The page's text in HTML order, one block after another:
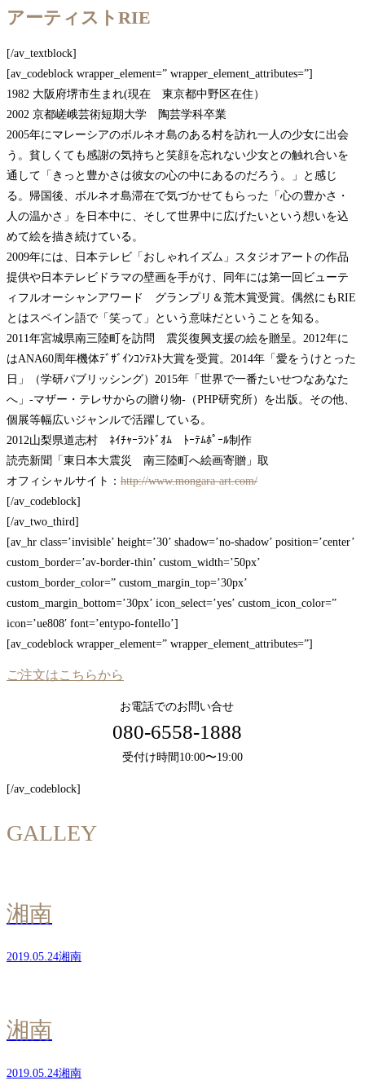
アーティストRIE
[/av_textblock]
[av_codeblock wrapper_element=” wrapper_element_attributes=”]
1982 大阪府堺市生まれ(現在 東京都中野区在住）
2002 京都嵯峨芸術短期大学 陶芸学科卒業
2005年にマレーシアのボルネオ島のある村を訪れ一人の少女に出会
う。貧しくても感謝の気持ちと笑顔を忘れない少女との触れ合いを
通して「きっと豊かさは彼女の心の中にあるのだろう。」と感じ
る。帰国後、ボルネオ島滞在で気づかせてもらった「心の豊かさ・
人の温かさ」を日本中に、そして世界中に広げたいという想いを込
めて絵を描き続けている。
2009年には、日本テレビ「おしゃれイズム」スタジオアートの作品
提供や日本テレビドラマの壁画を手がけ、同年には第一回ビューテ
ィフルオーシャンアワード グランプリ＆荒木賞受賞。偶然にもRIE
とはスペイン語で「笑って」という意味だということを知る。
2011年宮城県南三陸町を訪問 震災復興支援の絵を贈呈。2012年に
はANA60周年機体ﾃﾞｻﾞｲﾝｺﾝﾃｽﾄ大賞を受賞。2014年「愛をうけとった
日」（学研パブリッシング）2015年「世界で一番たいせつなあなた
へ」-マザー・テレサからの贈り物-（PHP研究所）を出版。その他、
個展等幅広いジャンルで活躍している。
2012山梨県道志村 ﾈｲﾁｬｰﾗﾝﾄﾞｵﾑ ﾄｰﾃﾑﾎﾟｰﾙ制作
読売新聞「東日本大震災 南三陸町へ絵画寄贈」取
オフィシャルサイト： http://www.mongara-art.com/
[/av_codeblock]
[/av_two_third]
[av_hr class=’invisible’ height=’30’ shadow=’no-shadow’ position=’center’
custom_border=’av-border-thin’ custom_width=’50px’
custom_border_color=” custom_margin_top=’30px’
custom_margin_bottom=’30px’ icon_select=’yes’ custom_icon_color=”
icon=’ue808′ font=’entypo-fontello’]
[av_codeblock wrapper_element=” wrapper_element_attributes=”]
ご注文はこちらから
お電話でのお問い合せ
080-6558-1888
受付け時間10:00〜19:00
[/av_codeblock]
GALLEY
湘南
2019.05.24湘南
湘南
2019.05.24湘南